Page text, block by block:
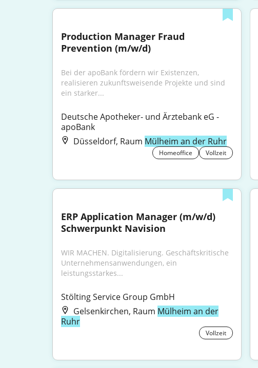
Production Manager Fraud
Prevention (m/w/d)
Bei der apoBank fördern wir Existenzen,
realisieren zukunftsweisende Projekte und sind
ein starker...
Deutsche Apotheker- und Ärztebank eG -
apoBank
Düsseldorf, Raum Mülheim an der Ruhr
Homeoffice Vollzeit
ERP Application Manager (m/w/d)
Schwerpunkt Navision
WIR MACHEN. Digitalisierung. Geschäftskritische
Unternehmensanwendungen, ein
leistungsstarkes...
Stölting Service Group GmbH
Gelsenkirchen, Raum Mülheim an der
Ruhr
Vollzeit